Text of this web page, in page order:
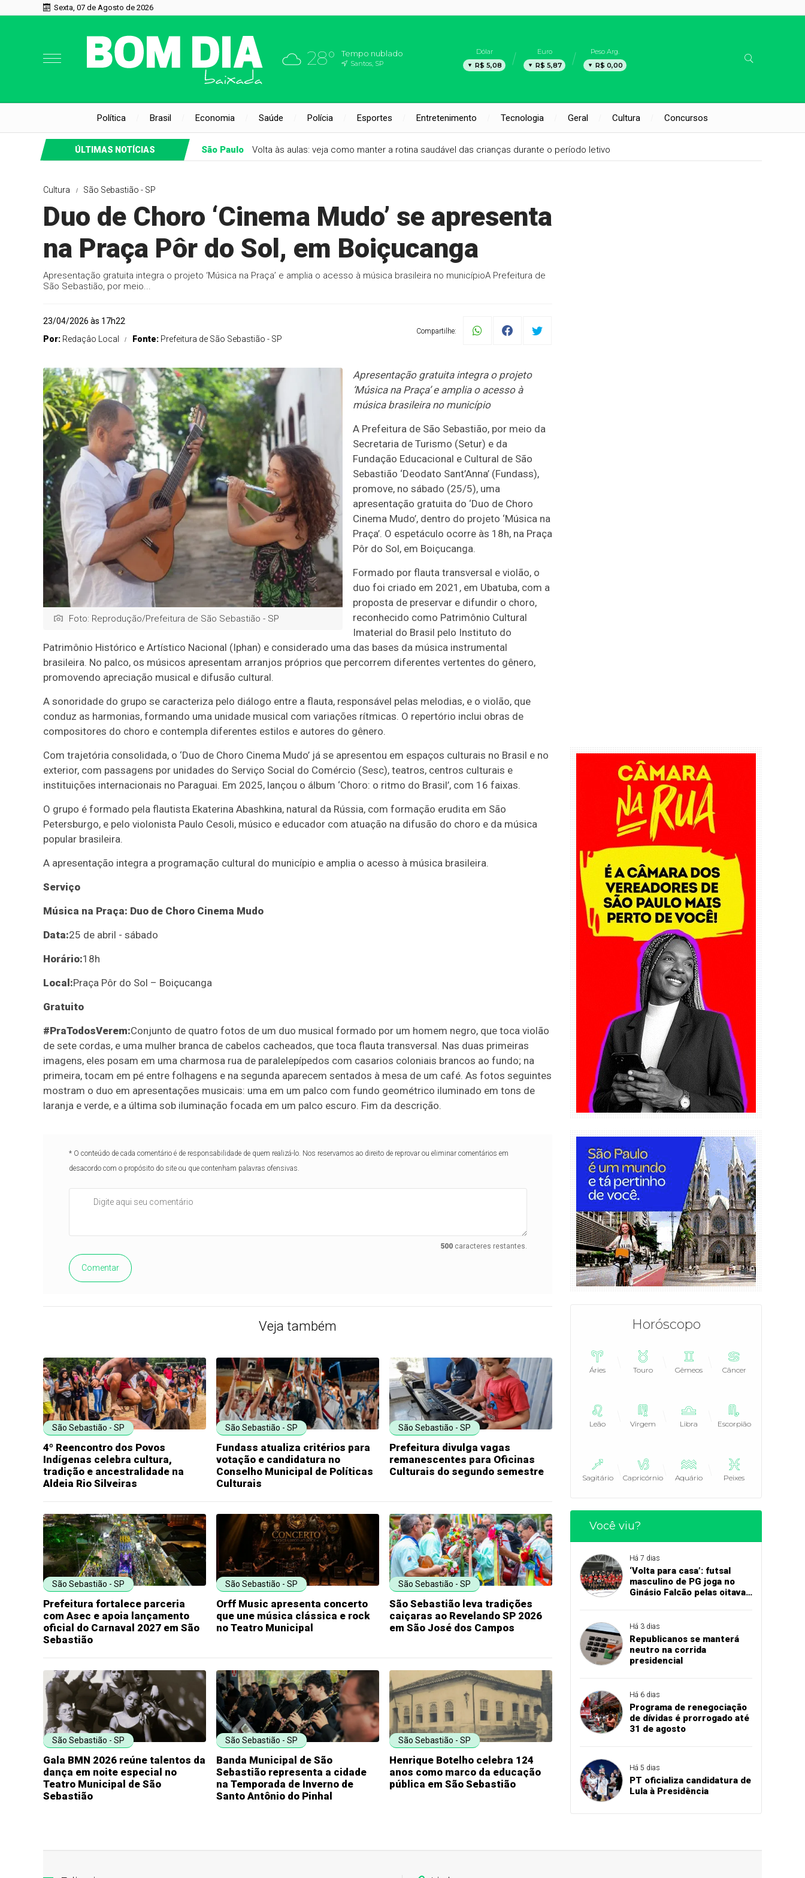
Sexta, 07 de Agosto de 2026
28° Tempo nublado
Santos, SP
Dólar
R$ 5,08
Euro
R$ 5,87
Peso Arg.
R$ 0,00
Política Brasil Economia Saúde Polícia Esportes Entretenimento Tecnologia Geral Cultura Concursos
ÚLTIMAS NOTÍCIAS São Paulo Volta às aulas: veja como manter a rotina saudável das crianças durante o período letivo
Cultura São Sebastião - SP
Duo de Choro ‘Cinema Mudo’ se apresenta
na Praça Pôr do Sol, em Boiçucanga
Apresentação gratuita integra o projeto ‘Música na Praça’ e amplia o acesso à música brasileira no municípioA Prefeitura de
São Sebastião, por meio...
23/04/2026 às 17h22
Por: Redaçâo Local Fonte: Prefeitura de São Sebastião - SP
Compartilhe:
Foto: Reprodução/Prefeitura de São Sebastião - SP
Apresentação gratuita integra o projeto
‘Música na Praça’ e amplia o acesso à
música brasileira no município
A Prefeitura de São Sebastião, por meio da
Secretaria de Turismo (Setur) e da
Fundação Educacional e Cultural de São
Sebastião ‘Deodato Sant’Anna’ (Fundass),
promove, no sábado (25/5), uma
apresentação gratuita do ‘Duo de Choro
Cinema Mudo’, dentro do projeto ‘Música na
Praça’. O espetáculo ocorre às 18h, na Praça
Pôr do Sol, em Boiçucanga.
Formado por flauta transversal e violão, o
duo foi criado em 2021, em Ubatuba, com a
proposta de preservar e difundir o choro,
reconhecido como Patrimônio Cultural
Imaterial do Brasil pelo Instituto do
Patrimônio Histórico e Artístico Nacional (Iphan) e considerado uma das bases da música instrumental
brasileira. No palco, os músicos apresentam arranjos próprios que percorrem diferentes vertentes do gênero,
promovendo apreciação musical e difusão cultural.
A sonoridade do grupo se caracteriza pelo diálogo entre a flauta, responsável pelas melodias, e o violão, que
conduz as harmonias, formando uma unidade musical com variações rítmicas. O repertório inclui obras de
compositores do choro e contempla diferentes estilos e autores do gênero.
Com trajetória consolidada, o ‘Duo de Choro Cinema Mudo’ já se apresentou em espaços culturais no Brasil e no
exterior, com passagens por unidades do Serviço Social do Comércio (Sesc), teatros, centros culturais e
instituições internacionais no Paraguai. Em 2025, lançou o álbum ‘Choro: o ritmo do Brasil’, com 16 faixas.
O grupo é formado pela flautista Ekaterina Abashkina, natural da Rússia, com formação erudita em São
Petersburgo, e pelo violonista Paulo Cesoli, músico e educador com atuação na difusão do choro e da música
popular brasileira.
A apresentação integra a programação cultural do município e amplia o acesso à música brasileira.
Serviço
Música na Praça: Duo de Choro Cinema Mudo
Data:25 de abril - sábado
Horário:18h
Local:Praça Pôr do Sol – Boiçucanga
Gratuito
#PraTodosVerem:Conjunto de quatro fotos de um duo musical formado por um homem negro, que toca violão
de sete cordas, e uma mulher branca de cabelos cacheados, que toca flauta transversal. Nas duas primeiras
imagens, eles posam em uma charmosa rua de paralelepípedos com casarios coloniais brancos ao fundo; na
primeira, tocam em pé entre folhagens e na segunda aparecem sentados à mesa de um café. As fotos seguintes
mostram o duo em apresentações musicais: uma em um palco com fundo geométrico iluminado em tons de
laranja e verde, e a última sob iluminação focada em um palco escuro. Fim da descrição.
* O conteúdo de cada comentário é de responsabilidade de quem realizá-lo. Nos reservamos ao direito de reprovar ou eliminar comentários em
desacordo com o propósito do site ou que contenham palavras ofensivas.
500caracteres restantes.
Comentar
Veja também
São Sebastião - SP
4º Reencontro dos Povos
Indígenas celebra cultura,
tradição e ancestralidade na
Aldeia Rio Silveiras
São Sebastião - SP
Fundass atualiza critérios para
votação e candidatura no
Conselho Municipal de Políticas
Culturais
São Sebastião - SP
Prefeitura divulga vagas
remanescentes para Oficinas
Culturais do segundo semestre
São Sebastião - SP
Prefeitura fortalece parceria
com Asec e apoia lançamento
oficial do Carnaval 2027 em São
Sebastião
São Sebastião - SP
Orff Music apresenta concerto
que une música clássica e rock
no Teatro Municipal
São Sebastião - SP
São Sebastião leva tradições
caiçaras ao Revelando SP 2026
em São José dos Campos
São Sebastião - SP
Gala BMN 2026 reúne talentos da
dança em noite especial no
Teatro Municipal de São
Sebastião
São Sebastião - SP
Banda Municipal de São
Sebastião representa a cidade
na Temporada de Inverno de
Santo Antônio do Pinhal
São Sebastião - SP
Henrique Botelho celebra 124
anos como marco da educação
pública em São Sebastião
Horóscopo
Áries Touro Gêmeos Câncer
Leão Virgem Libra Escorpião
Sagitário Capricórnio Aquário Peixes
Você viu?
Há 7 dias
‘Volta para casa’: futsal
masculino de PG joga no
Ginásio Falcão pelas oitavas
Há 3 dias
Republicanos se manterá
neutro na corrida
presidencial
Há 6 dias
Programa de renegociação
de dívidas é prorrogado até
31 de agosto
Há 5 dias
PT oficializa candidatura de
Lula à Presidência